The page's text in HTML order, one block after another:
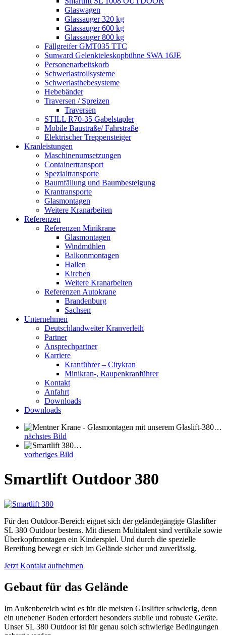
Glaswagen
Glassauger 320 kg
Glassauger 600 kg
Glassauger 800 kg
Fällgreifer GMT035 TTC
Sunward Gelenkteleskopbühne SWA 16JE
Personenarbeitskorb
Schwerlastrollsysteme
Schwerlasthebesysteme
Hebebänder
Traversen / Spreizen
Traversen
STILL R70-35 Gabelstapler
Mobile Baustraße/ Fahrstraße
Elektrischer Treppensteiger
Kranleistungen
Maschinenumsetzungen
Containertransport
Spezialtransporte
Baumfällung und Baumbesteigung
Krantransporte
Glasmontagen
Weitere Kranarbeiten
Referenzen
Referenzen Minikrane
Glasmontagen
Windmühlen
Balkonmontagen
Hallen
Kirchen
Weitere Kranarbeiten
Referenzen Autokrane
Brandenburg
Sachsen
Unternehmen
Deutschlandweiter Kranverleih
Partner
Ansprechpartner
Karriere
Kranführer – Citykran
Minikran-, Raupenkranführer
Kontakt
Anfahrt
Downloads
Downloads
nächstes Bild
vorheriges Bild
Smartlift Outdoor 380
Für den Outdoor-Bereich eignet sich der geländegängige Glaslifter
SL 380 Outdoor bestens. Mit diesem Multitalent sind vertikale sowie
Überkopfmontagen ein Kinderspiel. Und durch die spezielle
Bereifung bewegt er sich im Gelände sicher und zuverlässig.
Jetzt Kontakt aufnehmen
Gebaut für das Gelände
Im Außenbereich wird es für die meisten Glaslifter schwierig, denn
ein unebener Boden erfordert besonders stabile und robuste Geräte.
Unser SL 380 Outdoor ist für genau solch schwierige Bedingungen